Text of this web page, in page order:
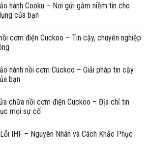
hành Cooku – Nơi gửi gắm niềm tin cho
của bạn
cơm điện Cuckoo – Tin cậy, chuyên nghiệp
hành nồi cơm Cuckoo – Giải pháp tin cậy
bạn
chữa nồi cơm điện Cuckoo – Địa chỉ tin
mọi sự cố
IHF – Nguyên Nhân và Cách Khắc Phục